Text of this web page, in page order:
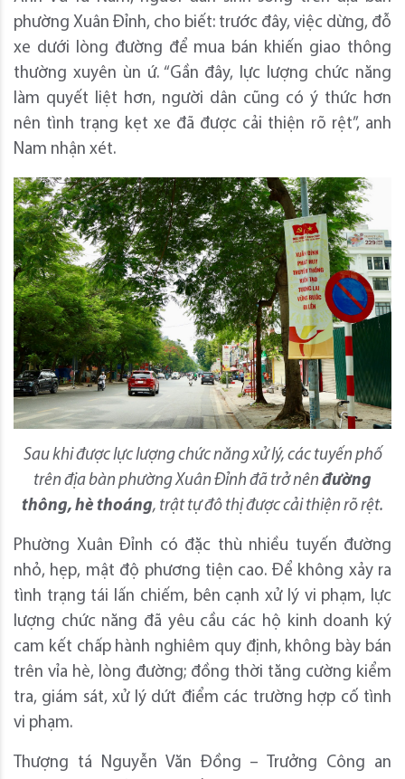
phường Xuân Đỉnh, cho biết: trước đây, việc dừng, đỗ
xe dưới lòng đường để mua bán khiến giao thông
thường xuyên ùn ứ. “Gần đây, lực lượng chức năng
làm quyết liệt hơn, người dân cũng có ý thức hơn
nên tình trạng kẹt xe đã được cải thiện rõ rệt”, anh
Nam nhận xét.
Sau khi được lực lượng chức năng xử lý, các tuyến phố
trên địa bàn phường Xuân Đỉnh đã trở nên đường
thông, hè thoáng, trật tự đô thị được cải thiện rõ rệt.
Phường Xuân Đỉnh có đặc thù nhiều tuyến đường
nhỏ, hẹp, mật độ phương tiện cao. Để không xảy ra
tình trạng tái lấn chiếm, bên cạnh xử lý vi phạm, lực
lượng chức năng đã yêu cầu các hộ kinh doanh ký
cam kết chấp hành nghiêm quy định, không bày bán
trên vỉa hè, lòng đường; đồng thời tăng cường kiểm
tra, giám sát, xử lý dứt điểm các trường hợp cố tình
vi phạm.
Thượng tá Nguyễn Văn Đồng – Trưởng Công an